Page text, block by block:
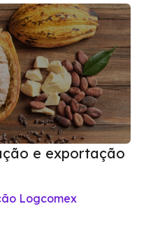
e exportação
Logcomex